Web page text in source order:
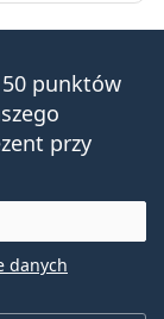
50 punktów
przy
danych